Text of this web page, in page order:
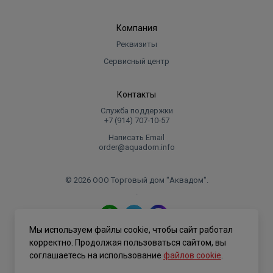
Компания
Реквизиты
Сервисный центр
Контакты
Служба поддержки
+7 (914) 707‑10‑57
Написать Email
order@aquadom.info
© 2026 ООО Торговый дом "Аквадом".
.
Политика конфиденциальности
Мы используем файлы cookie, чтобы сайт работал
корректно. Продолжая пользоваться сайтом, вы
соглашаетесь на использование файлов cookie